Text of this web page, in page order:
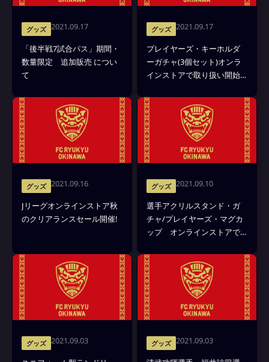
グッズ 2021.09.17
「後半戦7試合パス」期間・
数量限定 追加販売 につい
て
グッズ 2021.09.17
プレイヤーズ・キーホルダ
ーガチャ(3個セット)オンラ
インストアで取り扱い開始
お知らせ
グッズ 2021.09.16
Jリーグオンラインストア秋
のクリアランスセール開催!
グッズ 2021.09.10
選手アクリルスタンド・ガ
チャ/プレイヤーズ・マグカ
ップ オンラインストアで
グッズ 2021.09.03 グッズ 2021.09.03